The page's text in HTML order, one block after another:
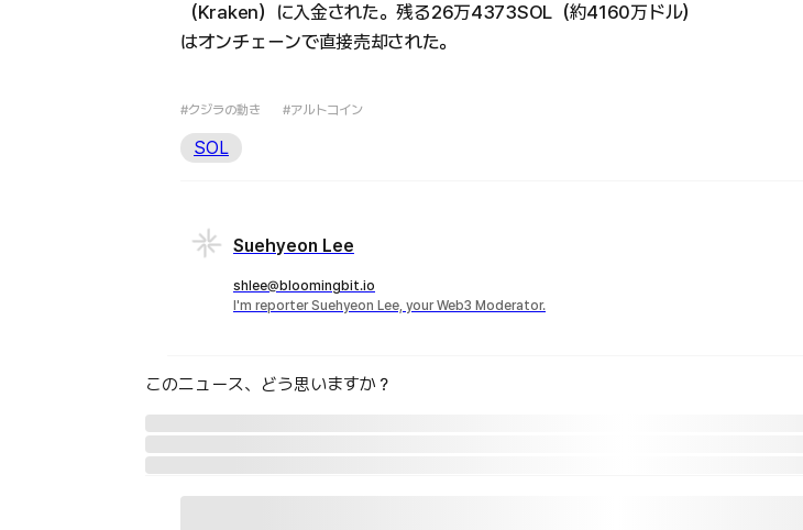
（Kraken）に入金された。残る26万4373SOL（約4160万ドル）
はオンチェーンで直接売却された。
#クジラの動き #アルトコイン
SOL
Suehyeon Lee
shlee@bloomingbit.io
I'm reporter Suehyeon Lee, your Web3 Moderator.
このニュース、どう思いますか？